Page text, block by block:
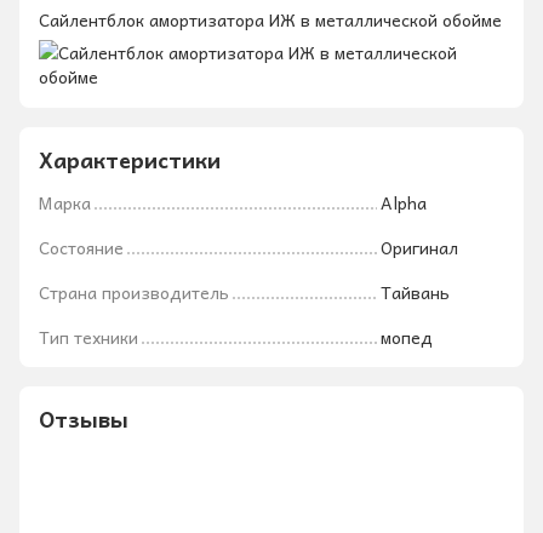
Сайлентблок амортизатора ИЖ в металлической обойме
Характеристики
Марка
Alpha
Состояние
Оригинал
Страна производитель
Тайвань
Тип техники
мопед
Отзывы